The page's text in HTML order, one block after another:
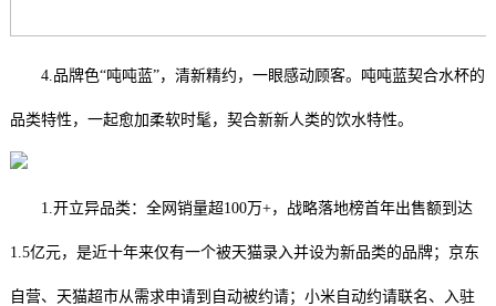
4.品牌色“吨吨蓝”，清新精约，一眼感动顾客。吨吨蓝契合水杯的
品类特性，一起愈加柔软时髦，契合新新人类的饮水特性。
1.开立异品类：全网销量超100万+，战略落地榜首年出售额到达
1.5亿元，是近十年来仅有一个被天猫录入并设为新品类的品牌；京东
自营、天猫超市从需求申请到自动被约请；小米自动约请联名、入驻